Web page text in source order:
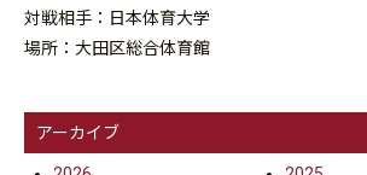
対戦相手：日本体育大学
場所：大田区総合体育館
アーカイブ